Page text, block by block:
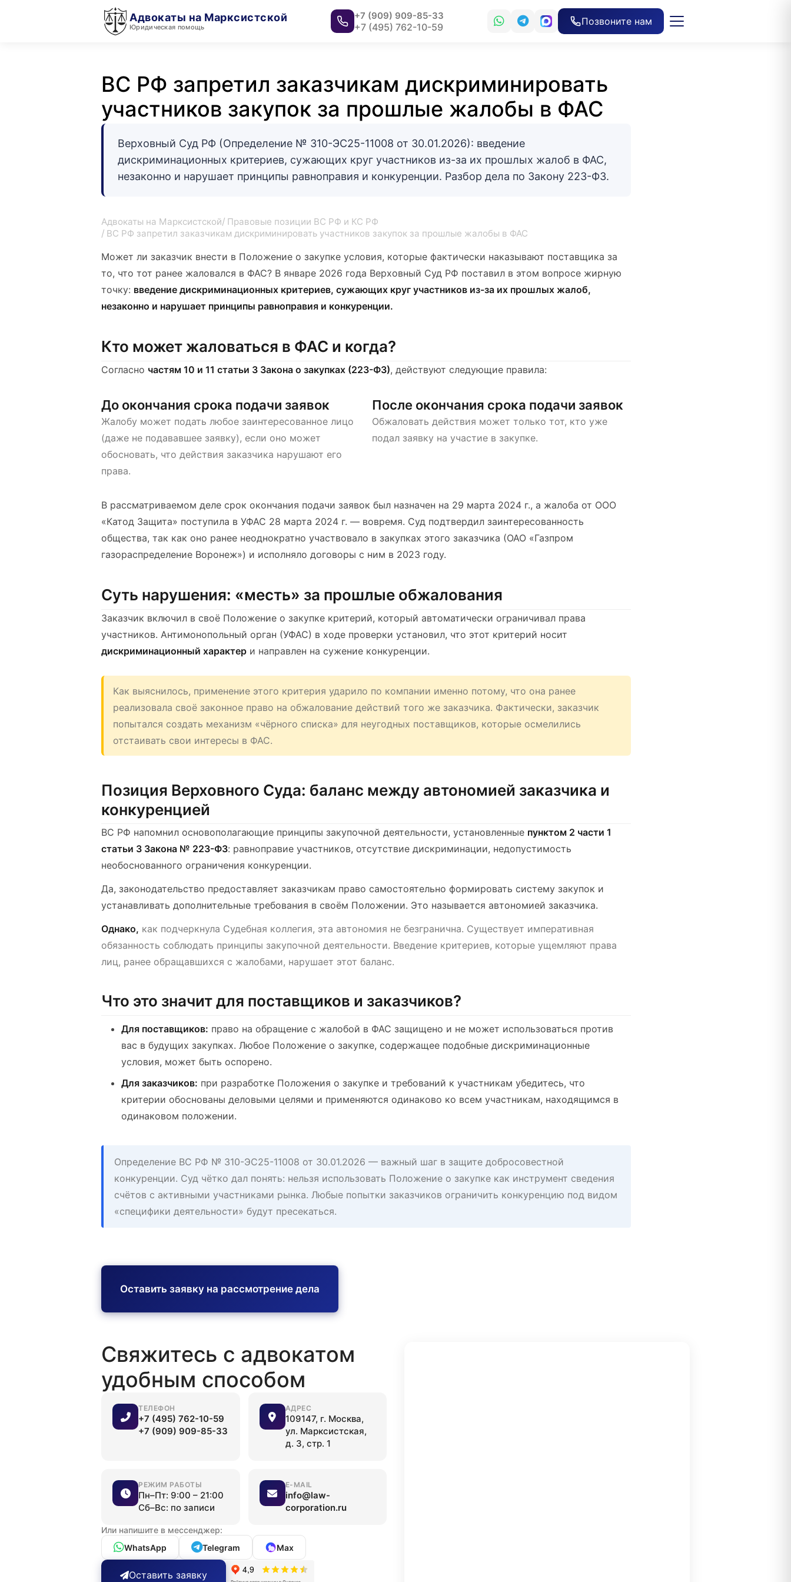
Адвокаты на Марксистской
Юридическая помощь
+7 (909) 909-85-33
+7 (495) 762-10-59 Позвоните нам
ВС РФ запретил заказчикам дискриминировать
участников закупок за прошлые жалобы в ФАС
Верховный Суд РФ (Определение № 310-ЭС25-11008 от 30.01.2026): введение
дискриминационных критериев, сужающих круг участников из-за их прошлых жалоб в ФАС,
незаконно и нарушает принципы равноправия и конкуренции. Разбор дела по Закону 223-ФЗ.
Адвокаты на Марксистской Правовые позиции ВС РФ и КС РФ
ВС РФ запретил заказчикам дискриминировать участников закупок за прошлые жалобы в ФАС
Может ли заказчик внести в Положение о закупке условия, которые фактически наказывают поставщика за
то, что тот ранее жаловался в ФАС? В январе 2026 года Верховный Суд РФ поставил в этом вопросе жирную
точку: введение дискриминационных критериев, сужающих круг участников из-за их прошлых жалоб,
незаконно и нарушает принципы равноправия и конкуренции.
Кто может жаловаться в ФАС и когда?
Согласно частям 10 и 11 статьи 3 Закона о закупках (223-ФЗ), действуют следующие правила:
До окончания срока подачи заявок
Жалобу может подать любое заинтересованное лицо
(даже не подававшее заявку), если оно может
обосновать, что действия заказчика нарушают его
права.
После окончания срока подачи заявок
Обжаловать действия может только тот, кто уже
подал заявку на участие в закупке.
В рассматриваемом деле срок окончания подачи заявок был назначен на 29 марта 2024 г., а жалоба от ООО
«Катод Защита» поступила в УФАС 28 марта 2024 г. — вовремя. Суд подтвердил заинтересованность
общества, так как оно ранее неоднократно участвовало в закупках этого заказчика (ОАО «Газпром
газораспределение Воронеж») и исполняло договоры с ним в 2023 году.
Суть нарушения: «месть» за прошлые обжалования
Заказчик включил в своё Положение о закупке критерий, который автоматически ограничивал права
участников. Антимонопольный орган (УФАС) в ходе проверки установил, что этот критерий носит
дискриминационный характер и направлен на сужение конкуренции.
Как выяснилось, применение этого критерия ударило по компании именно потому, что она ранее
реализовала своё законное право на обжалование действий того же заказчика. Фактически, заказчик
попытался создать механизм «чёрного списка» для неугодных поставщиков, которые осмелились
отстаивать свои интересы в ФАС.
Позиция Верховного Суда: баланс между автономией заказчика и
конкуренцией
ВС РФ напомнил основополагающие принципы закупочной деятельности, установленные пунктом 2 части 1
статьи 3 Закона № 223-ФЗ: равноправие участников, отсутствие дискриминации, недопустимость
необоснованного ограничения конкуренции.
Да, законодательство предоставляет заказчикам право самостоятельно формировать систему закупок и
устанавливать дополнительные требования в своём Положении. Это называется автономией заказчика.
Однако, как подчеркнула Судебная коллегия, эта автономия не безгранична. Существует императивная
обязанность соблюдать принципы закупочной деятельности. Введение критериев, которые ущемляют права
лиц, ранее обращавшихся с жалобами, нарушает этот баланс.
Что это значит для поставщиков и заказчиков?
Для поставщиков: право на обращение с жалобой в ФАС защищено и не может использоваться против
вас в будущих закупках. Любое Положение о закупке, содержащее подобные дискриминационные
условия, может быть оспорено.
Для заказчиков: при разработке Положения о закупке и требований к участникам убедитесь, что
критерии обоснованы деловыми целями и применяются одинаково ко всем участникам, находящимся в
одинаковом положении.
Определение ВС РФ № 310-ЭС25-11008 от 30.01.2026 — важный шаг в защите добросовестной
конкуренции. Суд чётко дал понять: нельзя использовать Положение о закупке как инструмент сведения
счётов с активными участниками рынка. Любые попытки заказчиков ограничить конкуренцию под видом
«специфики деятельности» будут пресекаться.
Оставить заявку на рассмотрение дела
Свяжитесь с адвокатом
удобным способом
ТЕЛЕФОН
+7 (495) 762-10-59
+7 (909) 909-85-33
АДРЕС
109147, г. Москва,
ул. Марксистская,
д. 3, стр. 1
РЕЖИМ РАБОТЫ
Пн–Пт: 9:00 – 21:00
Сб–Вс: по записи
E-MAIL
info@law-
corporation.ru
Или напишите в мессенджер:
WhatsApp
Telegram Max
Оставить заявку